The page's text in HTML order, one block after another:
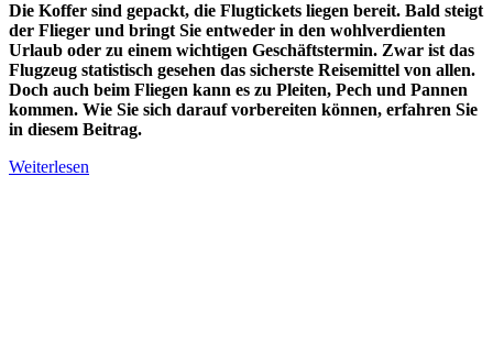
Die Koffer sind gepackt, die Flugtickets liegen bereit. Bald steigt
der Flieger und bringt Sie entweder in den wohlverdienten
Urlaub oder zu einem wichtigen Geschäftstermin. Zwar ist das
Flugzeug statistisch gesehen das sicherste Reisemittel von allen.
Doch auch beim Fliegen kann es zu Pleiten, Pech und Pannen
kommen. Wie Sie sich darauf vorbereiten können, erfahren Sie
in diesem Beitrag.
Weiterlesen